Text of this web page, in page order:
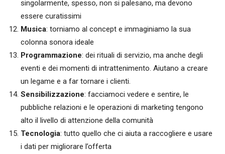
singolarmente, spesso, non si palesano, ma devono
essere curatissimi
Musica: torniamo al concept e immaginiamo la sua
colonna sonora ideale
Programmazione: dei rituali di servizio, ma anche degli
eventi e dei momenti di intrattenimento. Aiutano a creare
un legame e a far tornare i clienti.
Sensibilizzazione: facciamoci vedere e sentire, le
pubbliche relazioni e le operazioni di marketing tengono
alto il livello di attenzione della comunità
Tecnologia: tutto quello che ci aiuta a raccogliere e usare
i dati per migliorare l’offerta